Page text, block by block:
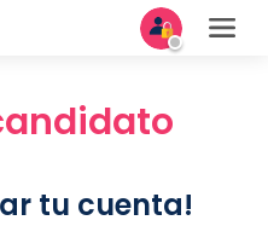
tu cuenta!